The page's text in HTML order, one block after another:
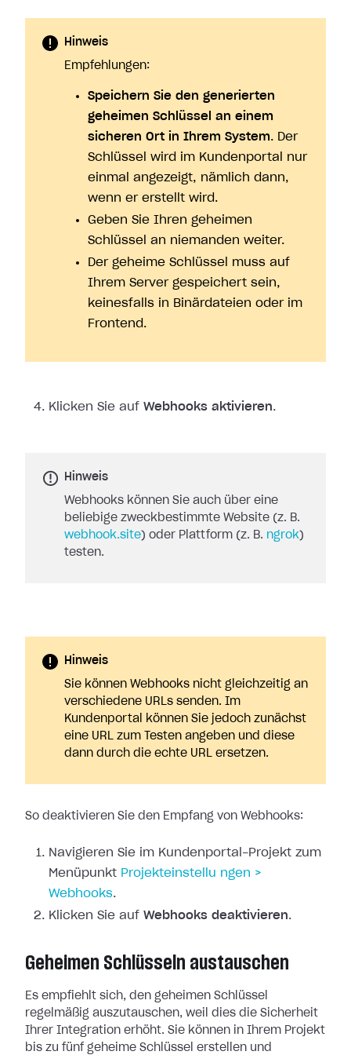
Hinweis
Empfehlungen:
Speichern Sie den generierten
geheimen Schlüssel an einem
sicheren Ort in Ihrem System. Der
Schlüssel wird im Kundenportal nur
einmal angezeigt, nämlich dann,
wenn er erstellt wird.
Geben Sie Ihren geheimen
Schlüssel an niemanden weiter.
Der geheime Schlüssel muss auf
Ihrem Server gespeichert sein,
keinesfalls in Binärdateien oder im
Frontend.
Klicken Sie auf Webhooks aktivieren.
Hinweis
Webhooks können Sie auch über eine
beliebige zweckbestimmte Website (z. B.
webhook.site) oder Plattform (z. B. ngrok)
testen.
Hinweis
Sie können Webhooks nicht gleichzeitig an
verschiedene URLs senden. Im
Kundenportal können Sie jedoch zunächst
eine URL zum Testen angeben und diese
dann durch die echte URL ersetzen.
So deaktivieren Sie den Empfang von Webhooks:
Navigieren Sie im Kundenportal-Projekt zum
Menüpunkt Projekteinstellu ngen >
Webhooks.
Klicken Sie auf Webhooks deaktivieren.
Geheimen Schlüsseln austauschen
Es empfiehlt sich, den geheimen Schlüssel
regelmäßig auszutauschen, weil dies die Sicherheit
Ihrer Integration erhöht. Sie können in Ihrem Projekt
bis zu fünf geheime Schlüssel erstellen und